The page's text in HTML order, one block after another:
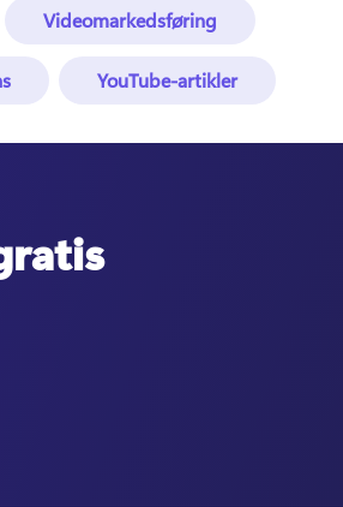
Videomarkedsføring
YouTube-artikler